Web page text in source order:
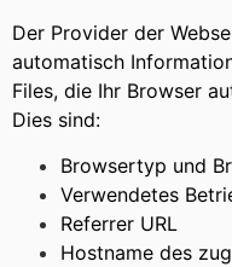
Der Provider der
automatisch
Files, die Ihr Browser
Dies sind:
Browsertyp und
Verwendetes
Referrer URL
Hostname des